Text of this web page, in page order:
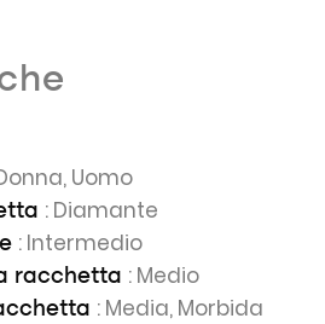
Uomo
: Diamante
: Intermedio
racchetta : Medio
: Media, Morbida